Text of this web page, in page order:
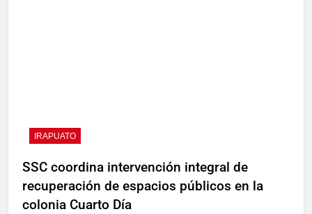
IRAPUATO
SSC coordina intervención integral de
recuperación de espacios públicos en la
colonia Cuarto Día